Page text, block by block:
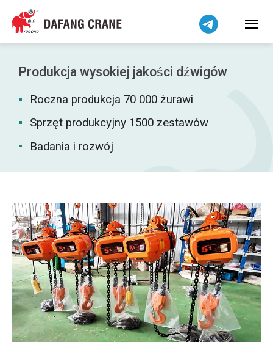
Produkcja wysokiej jakości dźwigów
Roczna produkcja 70 000 żurawi
Sprzęt produkcyjny 1500 zestawów
Badania i rozwój
Bahasa Indonesia
Bahasa Melayu
Tiếng Việt
简体中文
فارسی
Pilipino
اردو
Беларуская мова
Kiswahili
Dansk
Norsk
O‘zbekcha